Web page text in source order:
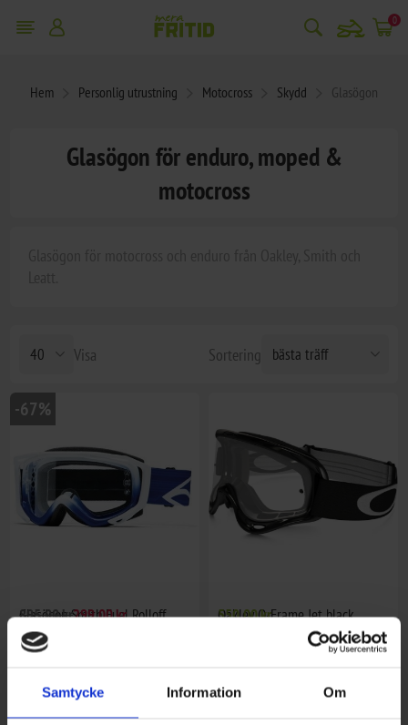
Samtycke Information Om
snowmobile 0
Hem Personlig utrustning Motocross Skydd Glasögon
Glasögon för enduro, moped &
motocross
Sortering
Visa
-67%
Glasögon Smith Fuel Rolloff
895,00 kr299,00 kr Oakley O-Frame Jet black
550,00 kr